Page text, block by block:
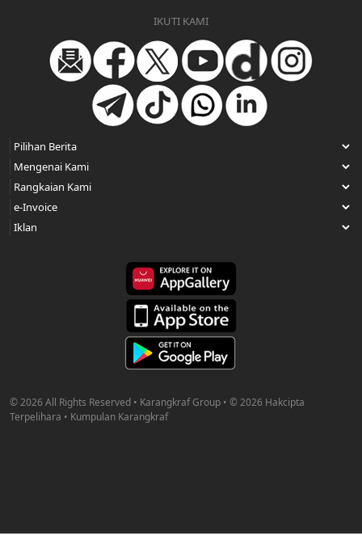
IKUTI KAMI
© 2026 All Rights Reserved • Karangkraf Group • © 2026 Hakcipta
Terpelihara • Kumpulan Karangkraf